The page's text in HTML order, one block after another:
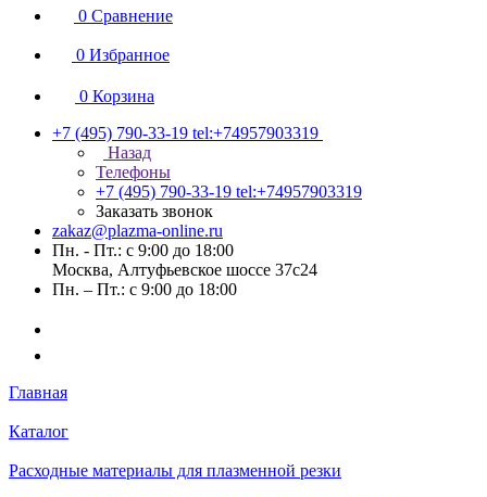
0 Сравнение
0 Избранное
0 Корзина
+7 (495) 790-33-19 tel:+74957903319
Назад
Телефоны
+7 (495) 790-33-19 tel:+74957903319
Заказать звонок
zakaz@plazma-online.ru
Пн. - Пт.: с 9:00 до 18:00
Москва, Алтуфьевское шоссе 37с24
Пн. – Пт.: с 9:00 до 18:00
Главная
Каталог
Расходные материалы для плазменной резки